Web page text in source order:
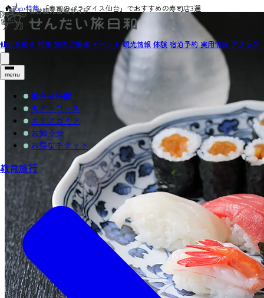
仙台を知る 特集 旅のご提案 イベント 観光情報 体験 宿泊予約 実用情報 アクセス
menu
仙台夜時間
モデルコース
エリアガイド
お知らせ
お得なチケット
教育旅行
Top›特集›「寿司のパラダイス仙台」でおすすめの寿司店3選